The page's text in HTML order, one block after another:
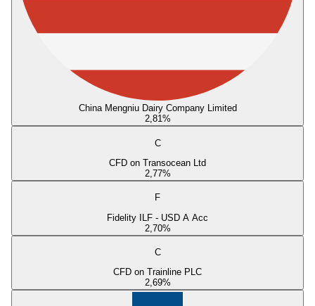
China Mengniu Dairy Company Limited
2,81%
C
CFD on Transocean Ltd
2,77%
F
Fidelity ILF - USD A Acc
2,70%
C
CFD on Trainline PLC
2,69%